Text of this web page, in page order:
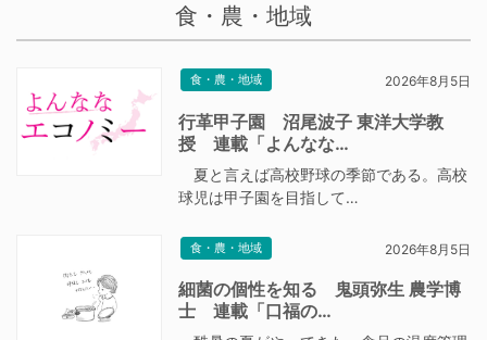
食・農・地域
食・農・地域 2026年8月5日
行革甲子園 沼尾波子 東洋大学教
授 連載「よんなな…
夏と言えば高校野球の季節である。高校
球児は甲子園を目指して…
食・農・地域 2026年8月5日
細菌の個性を知る 鬼頭弥生 農学博
士 連載「口福の…